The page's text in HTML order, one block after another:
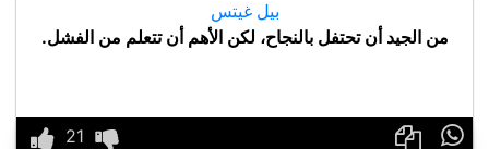
بيل غيتس
من الجيد أن تحتفل بالنجاح، لكن الأهم أن تتعلم من الفشل.
